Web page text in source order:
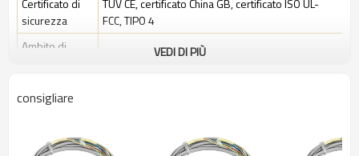
Certificato di
sicurezza
TÜV CE, certificato China GB, certificato ISO UL-
FCC, TIPO 4
Ambito di
Ambiente industriale standard
Caratteristiche
risoluzione
VEDI DI PIÙ
consigliare